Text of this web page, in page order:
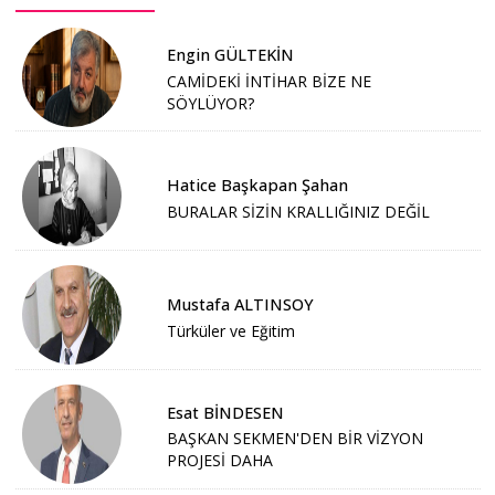
Engin GÜLTEKİN
CAMİDEKİ İNTİHAR BİZE NE
SÖYLÜYOR?
Hatice Başkapan Şahan
BURALAR SİZİN KRALLIĞINIZ DEĞİL
Mustafa ALTINSOY
Türküler ve Eğitim
Esat BİNDESEN
BAŞKAN SEKMEN'DEN BİR VİZYON
PROJESİ DAHA